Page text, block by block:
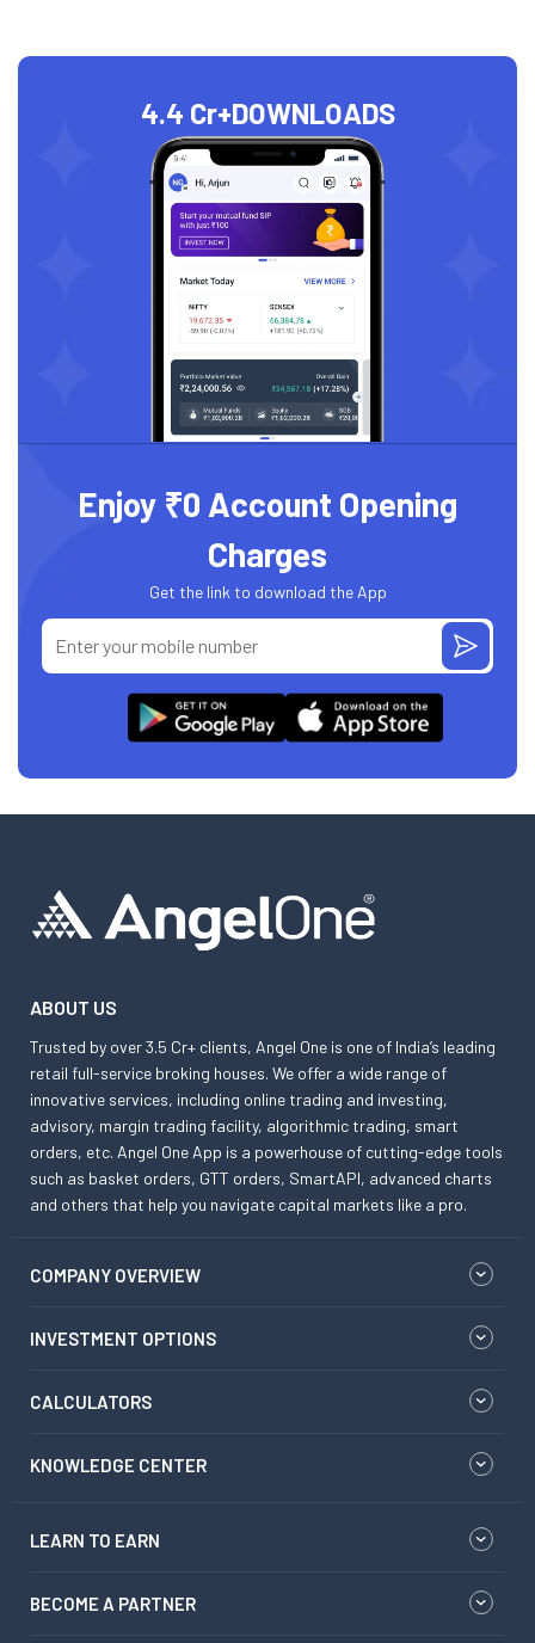
4.4 Cr+DOWNLOADS
Enjoy ₹0 Account Opening
Charges
Get the link to download the App
ABOUT US
Trusted by over 3.5 Cr+ clients, Angel One is one of India’s leading
retail full-service broking houses. We offer a wide range of
innovative services, including online trading and investing,
advisory, margin trading facility, algorithmic trading, smart
orders, etc. Angel One App is a powerhouse of cutting-edge tools
such as basket orders, GTT orders, SmartAPI, advanced charts
and others that help you navigate capital markets like a pro.
COMPANY OVERVIEW
INVESTMENT OPTIONS
CALCULATORS
KNOWLEDGE CENTER
LEARN TO EARN
BECOME A PARTNER